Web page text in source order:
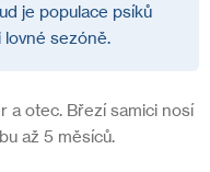
je populace psíků
lovné sezóně.
a otec. Březí samici nosí
až 5 měsíců.